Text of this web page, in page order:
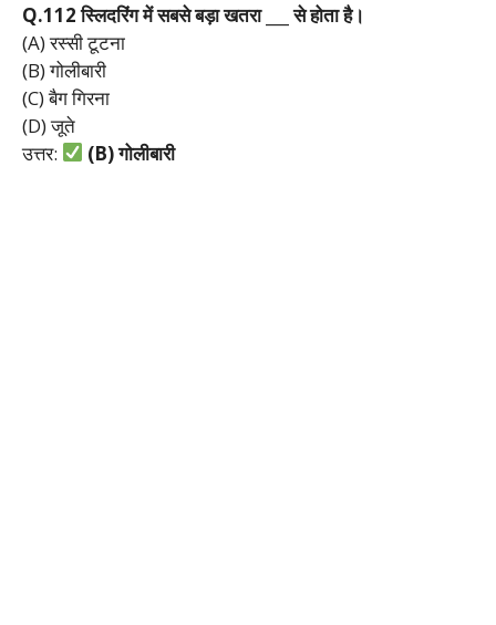
Q.112स्लिदरिंगमेंसबसेबड़ाखतरा ___सेहोताहै।
(A) रस्सी टूटना
(B) गोलीबारी
(C) बैग गिरना
(D) जूते
उत्तर:
(B)गोलीबारी